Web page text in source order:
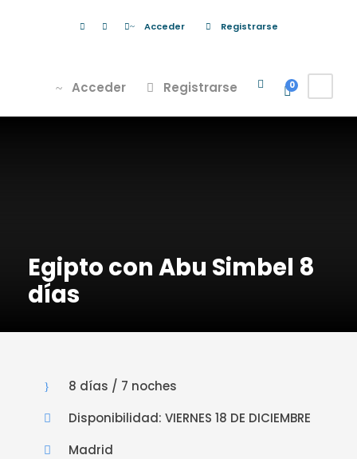
Acceder Registrarse
Acceder Registrarse 0
Egipto con Abu Simbel 8
días
8 días / 7 noches
Disponibilidad: VIERNES 18 DE DICIEMBRE
Madrid